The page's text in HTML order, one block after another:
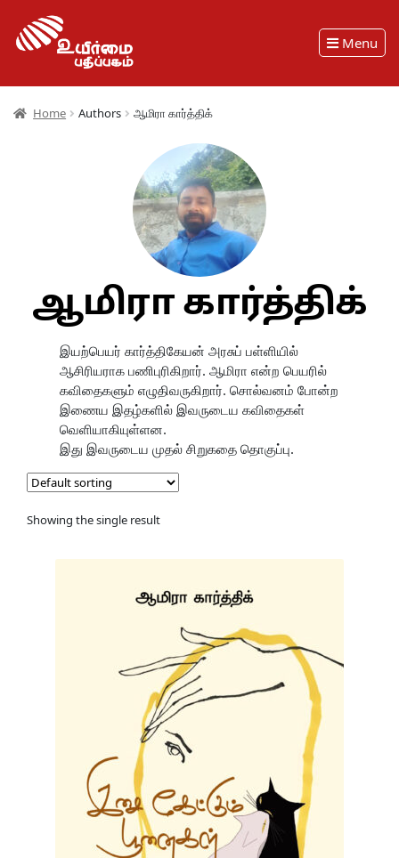
Menu
Home Authors ஆமிரா கார்த்திக்
ஆமிரா கார்த்திக்
இயற்பெயர் கார்த்திகேயன் அரசுப் பள்ளியில்
ஆசிரியராக பணிபுரிகிறார். ஆமிரா என்ற‌ பெயரில்
கவிதைகளும் எழுதிவருகிறார். சொல்வனம் போன்ற
இணைய இதழ்களில் இவருடைய கவிதைகள்
வெளியாகியுள்ளன.
இது இவருடைய முதல் சிறுகதை தொகுப்பு.
Showing the single result